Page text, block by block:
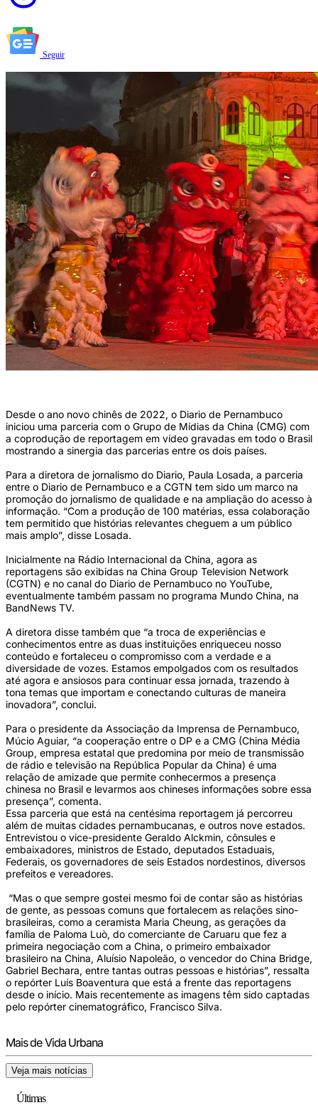
Seguir
Desde o ano novo chinês de 2022, o Diario de Pernambuco
iniciou uma parceria com o Grupo de Mídias da China (CMG) com
a coprodução de reportagem em vídeo gravadas em todo o Brasil
mostrando a sinergia das parcerias entre os dois países.
Para a diretora de jornalismo do Diario, Paula Losada, a parceria
entre o Diario de Pernambuco e a CGTN tem sido um marco na
promoção do jornalismo de qualidade e na ampliação do acesso à
informação. “Com a produção de 100 matérias, essa colaboração
tem permitido que histórias relevantes cheguem a um público
mais amplo”, disse Losada.
Inicialmente na Rádio Internacional da China, agora as
reportagens são exibidas na China Group Television Network
(CGTN) e no canal do Diario de Pernambuco no YouTube,
eventualmente também passam no programa Mundo China, na
BandNews TV.
A diretora disse também que “a troca de experiências e
conhecimentos entre as duas instituições enriqueceu nosso
conteúdo e fortaleceu o compromisso com a verdade e a
diversidade de vozes. Estamos empolgados com os resultados
até agora e ansiosos para continuar essa jornada, trazendo à
tona temas que importam e conectando culturas de maneira
inovadora”, conclui.
Para o presidente da Associação da Imprensa de Pernambuco,
Múcio Aguiar, “a cooperação entre o DP e a CMG (China Média
Group, empresa estatal que predomina por meio de transmissão
de rádio e televisão na República Popular da China) é uma
relação de amizade que permite conhecermos a presença
chinesa no Brasil e levarmos aos chineses informações sobre essa
presença”, comenta.
Essa parceria que está na centésima reportagem já percorreu
além de muitas cidades pernambucanas, e outros nove estados.
Entrevistou o vice-presidente Geraldo Alckmin, cônsules e
embaixadores, ministros de Estado, deputados Estaduais,
Federais, os governadores de seis Estados nordestinos, diversos
prefeitos e vereadores.
“Mas o que sempre gostei mesmo foi de contar são as histórias
de gente, as pessoas comuns que fortalecem as relações sino-
brasileiras, como a ceramista Maria Cheung, as gerações da
família de Paloma Luò, do comerciante de Caruaru que fez a
primeira negociação com a China, o primeiro embaixador
brasileiro na China, Aluísio Napoleão, o vencedor do China Bridge,
Gabriel Bechara, entre tantas outras pessoas e histórias”, ressalta
o repórter Luís Boaventura que está a frente das reportagens
desde o início. Mais recentemente as imagens têm sido captadas
pelo repórter cinematográfico, Francisco Silva.
Mais de Vida Urbana
Veja mais notícias
Últimas